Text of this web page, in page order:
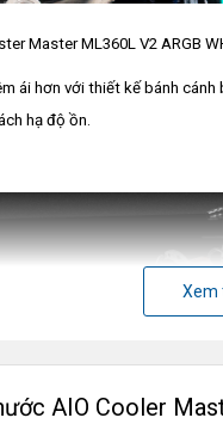
Master ML360L V2 ARGB
ái hơn với thiết kế bánh
hạ độ ồn.
Xem
AIO Cooler